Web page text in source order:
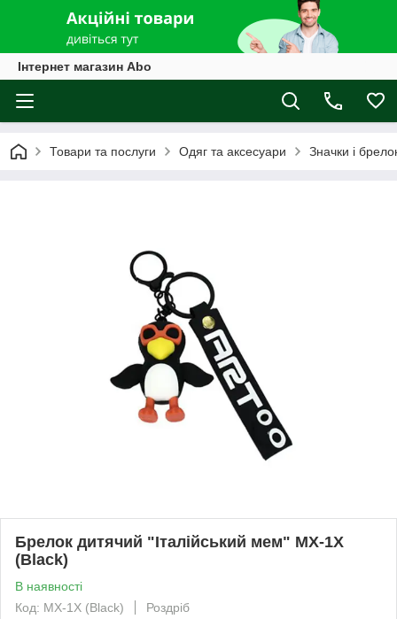
Інтернет магазин Abo
Товари та послуги Одяг та аксесуари Значки і
Брелок дитячий "Італійський мем" MX-1X
(Black)
В наявності
Код: MX-1X (Black)
Роздріб